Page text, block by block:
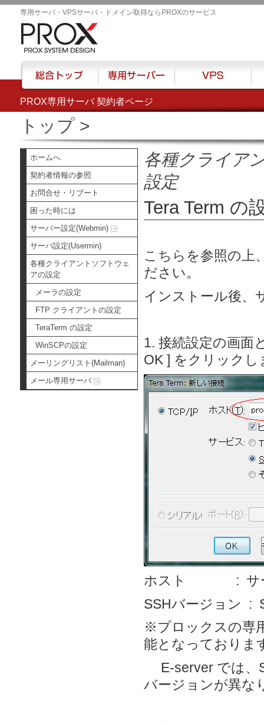
PROX専用サーバ 契約者ページ
専用サーバ・VPSサーバ・ドメイン取得ならPROXのサービス
トップ>
ホームへ
契約者情報の参照
お問合せ・リブート
困った時には
サーバー設定(Webmin)
サーバ設定(Usermin)
各種クライアントソフトウェ
アの設定
メーラの設定
FTP クライアントの設定
TeraTerm の設定
WinSCPの設定
メーリングリスト(Mailman)
メール専用サーバ
各種クライア
設定
Tera Term の
こちら を参照の上
ださい。
インストール後、
1. 接続設定の画面
OK ] をクリックし
ホスト : サーバ
SSHバージョン :
※プロックスの専
能となっておりま
E-server では、
バージョンが異な
総合トップ 専用サーバー VPS ハ